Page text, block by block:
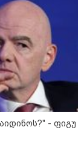
ახალი
მანამდე
დრო
4
-
მედიის მიერ
- ფიგუ